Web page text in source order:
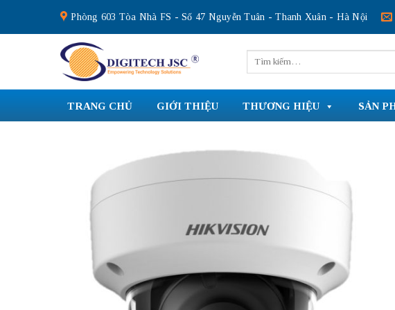
content
Phòng 603 Tòa Nhà FS - Số 47 Nguyễn Tuân - Thanh Xuân - Hà Nội
kiếm:
TRANG CHỦ GIỚI THIỆU THƯƠNG HIỆU SẢN